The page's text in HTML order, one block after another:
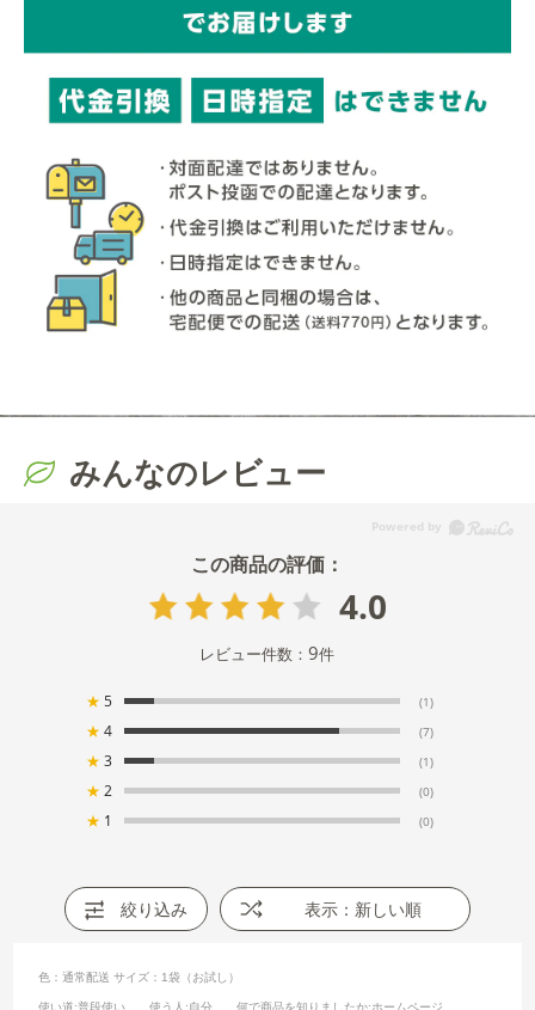
みんなのレビュー
4.0
レビュー件数：9件
★ 5 (1)
★ 4 (7)
★ 3 (1)
★ 2 (0)
★ 1 (0)
絞り込み 表示：新しい順
色：通常配送 サイズ：1袋（お試し）
使い道:普段使い 使う人 :自分 何で商品を知りましたか:ホームページ